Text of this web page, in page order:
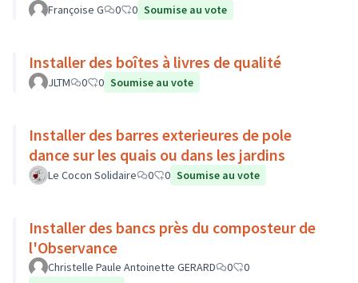
Françoise G 0 0 Soumise au vote
Installer des boîtes à livres de qualité
JLTM 0 0 Soumise au vote
Installer des barres exterieures de pole
dance sur les quais ou dans les jardins
Le Cocon Solidaire 0 0 Soumise au vote
Installer des bancs près du composteur de
l'Observance
Christelle Paule Antoinette GERARD 0
0